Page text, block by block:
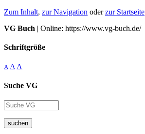
Zum Inhalt, zur Navigation oderzur Startseite
VG Buch | Online: https://www.vg-buch.de/
Schriftgröße
A A A
Suche VG
suchen